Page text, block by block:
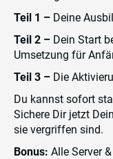
Teil 1 – Deine
Teil 2 – Dein Start
Umsetzung für
Teil 3 – Die
Du kannst sofort
Sichere Dir jetzt
sie vergriffen sind.
Bonus: Alle Server